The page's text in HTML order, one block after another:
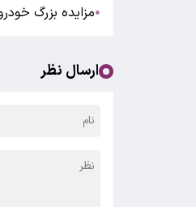
●مزایده بزرگ
ارسال نظر